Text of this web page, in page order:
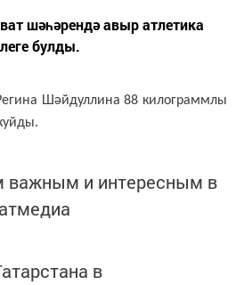
шә­һә­рен­дә авыр ат­ле­ти­ка
бул­ды.
Шәй­дул­ли­на 88 ки­лог­рамм­лы
важным и интересным в
в